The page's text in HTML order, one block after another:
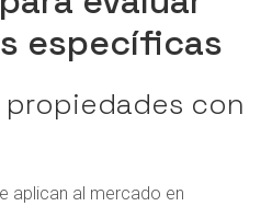
específicas
propiedades con
aplican al mercado en